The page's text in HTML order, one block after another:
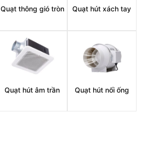
Quạt thông gió tròn Quạt hút xách tay
Quạt hút âm trần Quạt hút nối ống